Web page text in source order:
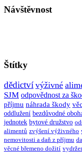
Návštěvnost
Štítky
dědictví výživné
SJM odpovědnost za
příjmu náhrada škody
oddlužení bezdůvodné
jednotek bytové družstvo
alimentů zvýšení výživného
nemovitosti a daň z příjmu
věcné břemeno dožití